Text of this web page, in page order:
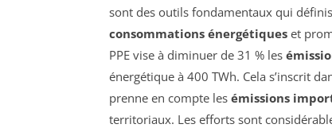
sont des outils fondamentaux qui
consommations énergétiques et
PPE vise à diminuer de 31 % les
énergétique à 400 TWh. Cela s’inscrit
prenne en compte les émissions
territoriaux. Les efforts sont